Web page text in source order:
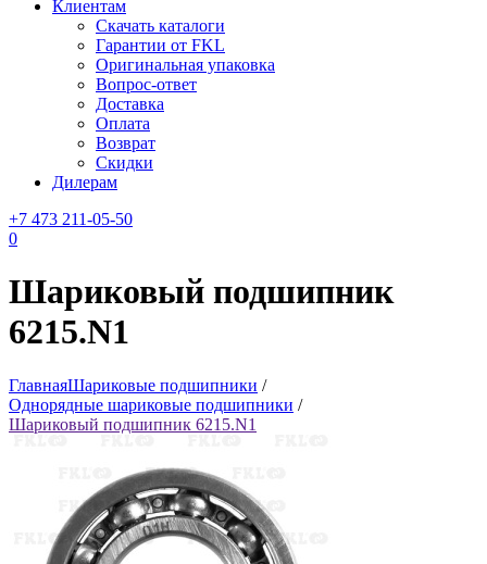
Клиентам
Скачать каталоги
Гарантии от FKL
Оригинальная упаковка
Вопрос-ответ
Доставка
Оплата
Возврат
Скидки
Дилерам
+7 473 211-05-50
0
Шариковый подшипник
6215.N1
ГлавнаяШариковые подшипники /
Однорядные шариковые подшипники /
Шариковый подшипник 6215.N1